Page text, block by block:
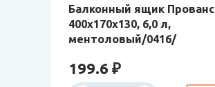
Балконный ящик Прованс
400x170x130, 6,0 л,
ментоловый/0416/
199.6 ₽